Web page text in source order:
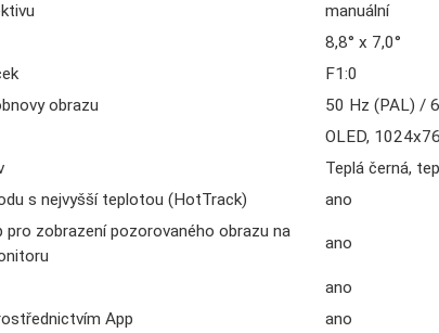
manuální
8,8° x 7,0°
F1:0
obrazu
50 Hz (PAL) /
OLED,
Teplá černá,
s nejvyšší teplotou (HotTrack)
ano
pro zobrazení pozorovaného obrazu na
ano
ano
App
ano